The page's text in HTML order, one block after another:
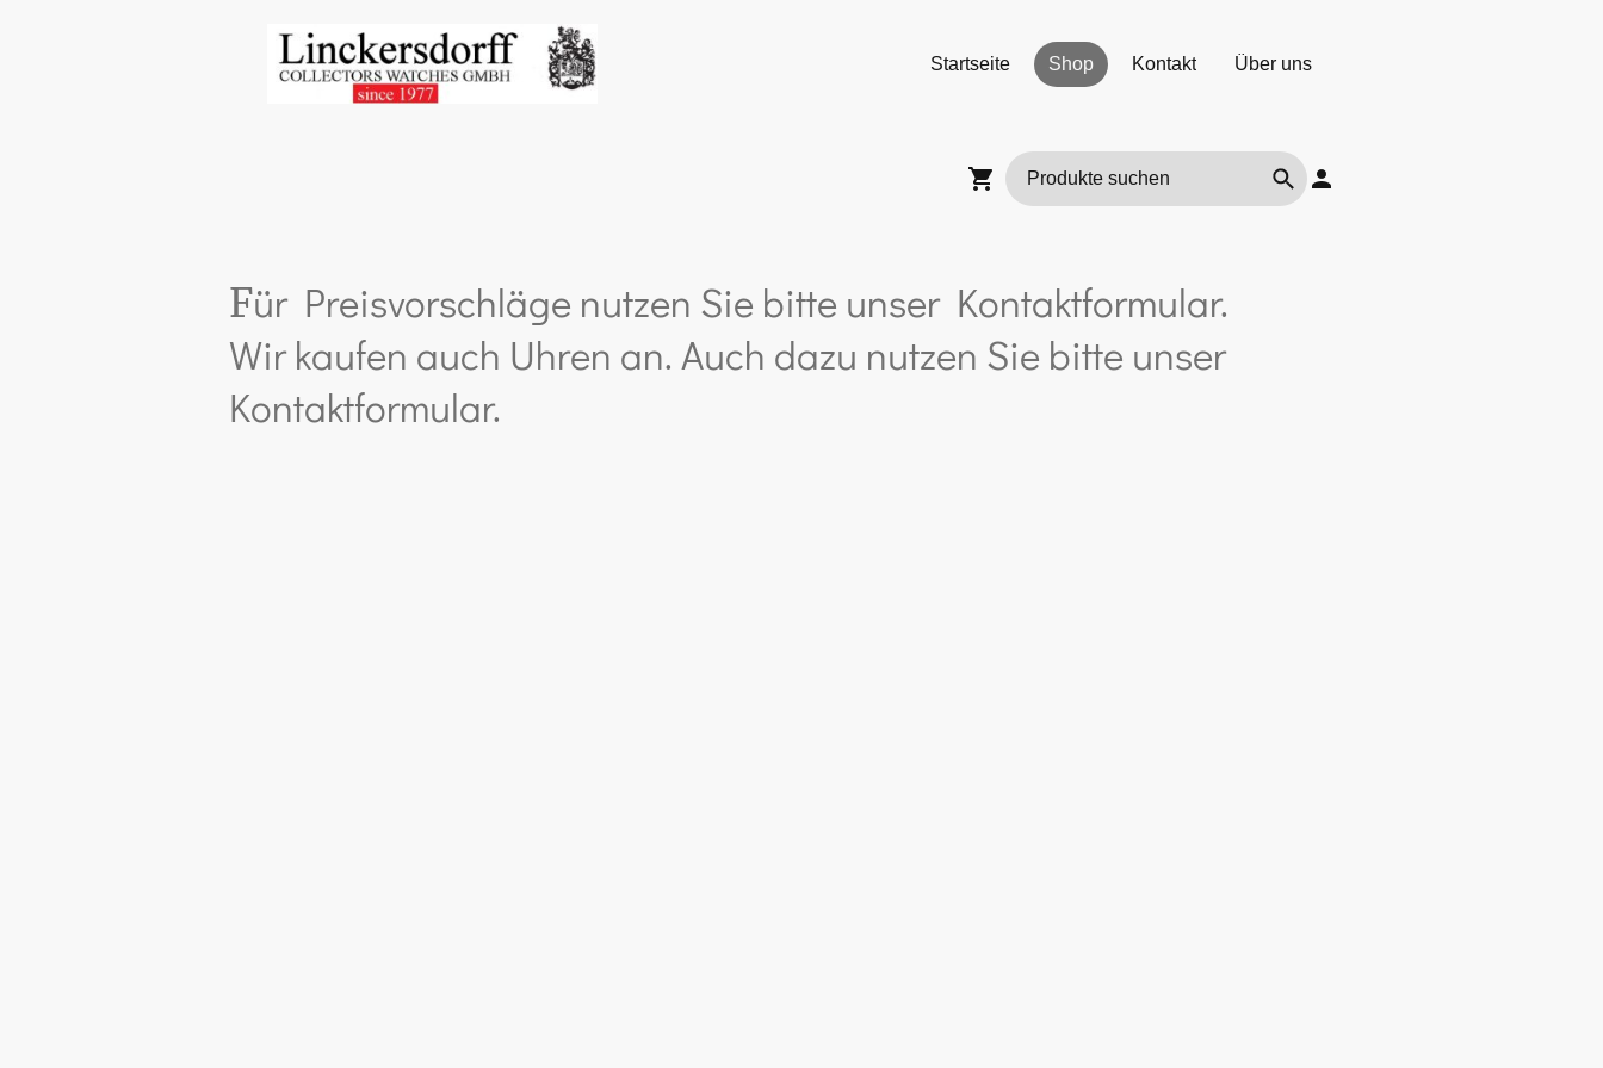
Startseite Shop Kontakt Über uns
Für Preisvorschläge nutzen Sie bitte unser Kontaktformular.
Wir kaufen auch Uhren an. Auch dazu nutzen Sie bitte unser
Kontaktformular.